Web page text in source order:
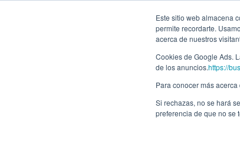
Este sitio web almacena
permite recordarte.
acerca de nuestros
Cookies de Google Ads.
de los anuncios.https://
Para conocer más
Si rechazas, no se hará
preferencia de que no se